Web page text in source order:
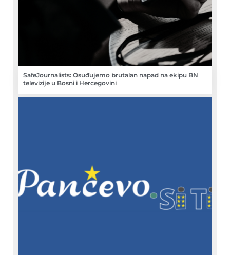
SafeJournalists: Osuđujemo brutalan napad na ekipu BN
televizije u Bosni i Hercegovini